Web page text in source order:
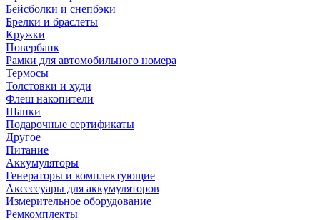
Бейсболки и снепбэки
Брелки и браслеты
Кружки
Повербанк
Рамки для автомобильного номера
Термосы
Толстовки и худи
Флеш накопители
Шапки
Подарочные сертификаты
Другое
Питание
Аккумуляторы
Генераторы и комплектующие
Аксессуары для аккумуляторов
Измерительное оборудование
Ремкомплекты